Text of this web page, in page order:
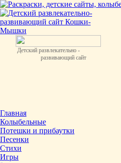
Детский развлекательно -
развивающий сайт
Главная
Колыбельные
Потешки и прибаутки
Песенки
Стихи
Игры